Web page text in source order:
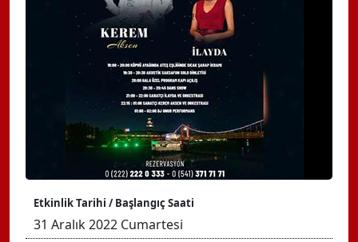
Etkinlik Tarihi / Başlangıç Saati
31 Aralık 2022 Cumartesi